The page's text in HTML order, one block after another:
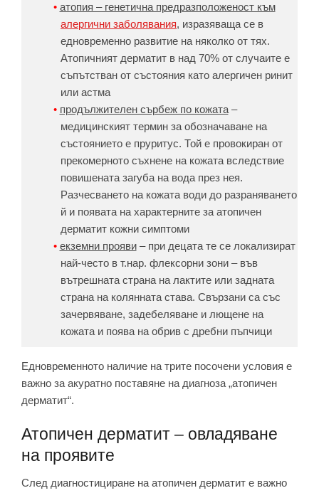
атопия – генетична предразположеност към
алергични заболявания, изразяваща се в
едновременно развитие на няколко от тях.
Атопичният дерматит в над 70% от случаите е
съпътстван от състояния като алергичен ринит
или астма
продължителен сърбеж по кожата–
медицинският термин за обозначаване на
състоянието е пруритус. Той е провокиран от
прекомерното съхнене на кожата вследствие
повишената загуба на вода през нея.
Разчесването на кожата води до разраняването
й и появата на характерните за атопичен
дерматит кожни симптоми
екземни прояви– при децата те се локализират
най-често в т.нар. флексорни зони – във
вътрешната страна на лактите или задната
страна на колянната става. Свързани са със
зачервяване, задебеляване и лющене на
кожата и поява на обрив с дребни пъпчици
Едновременното наличие на трите посочени условия е
важно за акуратно поставяне на диагноза „атопичен
дерматит“.
Атопичен дерматит – овладяване
на проявите
След диагностициране на атопичен дерматит е важно